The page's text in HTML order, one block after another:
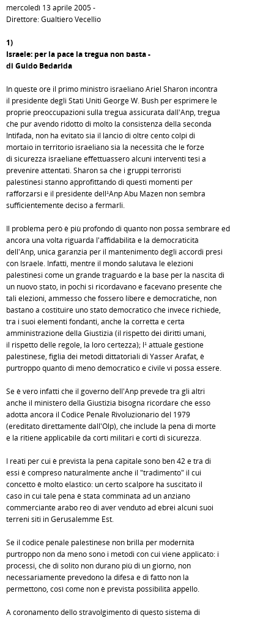
mercoledì 13 aprile 2005 -
Direttore: Gualtiero Vecellio
1)
Israele: per la pace la tregua non basta -
di Guido Bedarida
In queste ore il primo ministro israeliano Ariel Sharon incontra
il presidente degli Stati Uniti George W. Bush per esprimere le
proprie preoccupazioni sulla tregua assicurata dall'Anp, tregua
che pur avendo ridotto di molto la consistenza della seconda
Intifada, non ha evitato sia il lancio di oltre cento colpi di
mortaio in territorio israeliano sia la necessità che le forze
di sicurezza israeliane effettuassero alcuni interventi tesi a
prevenire attentati. Sharon sa che i gruppi terroristi
palestinesi stanno approfittando di questi momenti per
rafforzarsi e il presidente dell¹Anp Abu Mazen non sembra
sufficientemente deciso a fermarli.
Il problema però è più profondo di quanto non possa sembrare ed
ancora una volta riguarda l'affidabilità e la democraticità
dell'Anp, unica garanzia per il mantenimento degli accordi presi
con Israele. Infatti, mentre il mondo salutava le elezioni
palestinesi come un grande traguardo e la base per la nascita di
un nuovo stato, in pochi si ricordavano e facevano presente che
tali elezioni, ammesso che fossero libere e democratiche, non
bastano a costituire uno stato democratico che invece richiede,
tra i suoi elementi fondanti, anche la corretta e certa
amministrazione della Giustizia (il rispetto dei diritti umani,
il rispetto delle regole, la loro certezza); l¹ attuale gestione
palestinese, figlia dei metodi dittatoriali di Yasser Arafat, è
purtroppo quanto di meno democratico e civile vi possa essere.
Se è vero infatti che il governo dell'Anp prevede tra gli altri
anche il ministero della Giustizia bisogna ricordare che esso
adotta ancora il Codice Penale Rivoluzionario del 1979
(ereditato direttamente dall'Olp), che include la pena di morte
e la ritiene applicabile da corti militari e corti di sicurezza.
I reati per cui è prevista la pena capitale sono ben 42 e tra di
essi è compreso naturalmente anche il "tradimento" il cui
concetto è molto elastico: un certo scalpore ha suscitato il
caso in cui tale pena è stata comminata ad un anziano
commerciante arabo reo di aver venduto ad ebrei alcuni suoi
terreni siti in Gerusalemme Est.
Se il codice penale palestinese non brilla per modernità
purtroppo non da meno sono i metodi con cui viene applicato: i
processi, che di solito non durano più di un giorno, non
necessariamente prevedono la difesa e di fatto non la
permettono, così come non è prevista possibilità appello.
A coronamento dello stravolgimento di questo sistema di